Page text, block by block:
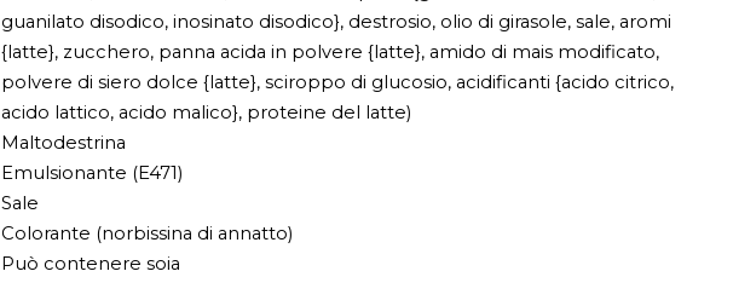
guanilato disodico, inosinato disodico}, destrosio, olio di girasole, sale, aromi
{latte}, zucchero, panna acida in polvere {latte}, amido di mais modificato,
polvere di siero dolce {latte}, sciroppo di glucosio, acidificanti {acido citrico,
acido lattico, acido malico}, proteine del latte)
Maltodestrina
Emulsionante (E471)
Sale
Colorante (norbissina di annatto)
Può contenere soia